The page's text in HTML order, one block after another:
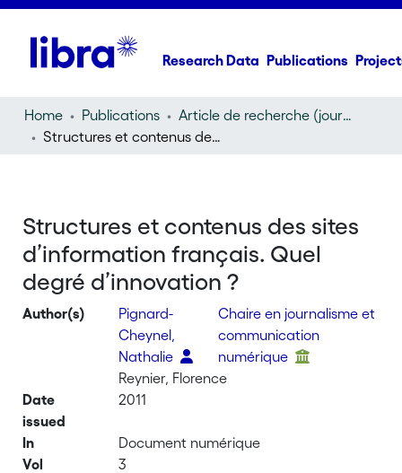
Research Data Publications
Home Publications
Article de recherche (journal article)
Structures et contenus des sites d’information français. Quel degré d’innovation ?
Structures et contenus des sites
d’information français. Quel
degré d’innovation ?
Author(s)
Pignard-
Cheynel,
Nathalie
Chaire en journalisme et
communication
numérique
Reynier, Florence
Date
issued
2011
In
Document numérique
Vol
3